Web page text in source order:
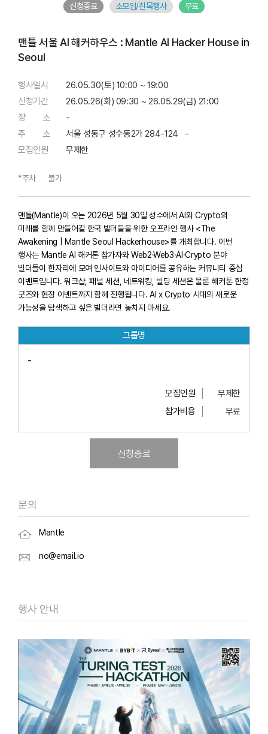
신청종료 소모임/친목행사 무료
맨틀 서울 AI 해커하우스 : Mantle AI Hacker House in
Seoul
행사일시
26.05.30(토) 10:00 ~ 19:00
신청기간
26.05.26(화) 09:30 ~ 26.05.29(금) 21:00
장 소
-
주 소
서울 성동구 성수동2가 284-124 -
모집인원
무제한
*주차 불가
맨틀(Mantle)이 오는 2026년 5월 30일 성수에서 AI와 Crypto의
미래를 함께 만들어갈 한국 빌더들을 위한 오프라인 행사 <The
Awakening | Mantle Seoul Hackerhouse>를 개최합니다. 이번
행사는 Mantle AI 해커톤 참가자와 Web2·Web3·AI·Crypto 분야
빌더들이 한자리에 모여 인사이트와 아이디어를 공유하는 커뮤니티 중심
이벤트입니다. 워크샵, 패널 세션, 네트워킹, 빌딩 세션은 물론 해커톤 한정
굿즈와 현장 이벤트까지 함께 진행됩니다. AI x Crypto 시대의 새로운
가능성을 탐색하고 싶은 빌더라면 놓치지 마세요.
그룹명
-
모집인원
무제한
참가비용
무료
신청종료
문의
Mantle
no@email.io
행사 안내